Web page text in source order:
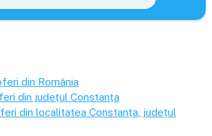
din România
din județul Constanța
din localitatea Constanța , județul